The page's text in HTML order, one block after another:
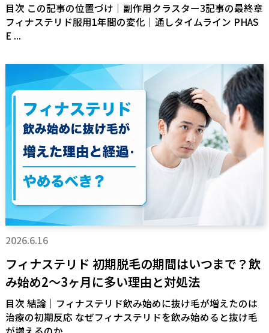
目次 この記事の位置づけ｜副作用クラスター3記事の最終章
フィナステリド服用1年間の変化｜通しタイムライン PHAS
E ...
2026.6.16
フィナステリド 初期脱毛の期間はいつまで？飲
み始め2〜3ヶ月に多い理由と対処法
目次 結論｜フィナステリド飲み始めに抜け毛が増えたのは
治療の初期反応 なぜフィナステリドを飲み始めると抜け毛